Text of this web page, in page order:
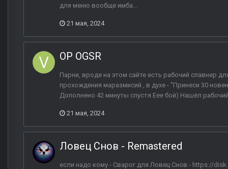
для меню вообще имба...
21 мая, 2024
ОP OGSR
Парни, вроде на этом сайте есть рабочий спавнер
прохождения маразмисий , в духе - "Принеси 30
Дополнено 42 минуты спустя Еее бой) Нашёл
21 мая, 2024
Ловец Снов - Remastered
если надо кому - Сварог для Ловец Снов - https://